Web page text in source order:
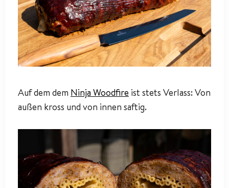
Auf dem dem Ninja Woodfire ist stets Verlass: Von
außen kross und von innen saftig.